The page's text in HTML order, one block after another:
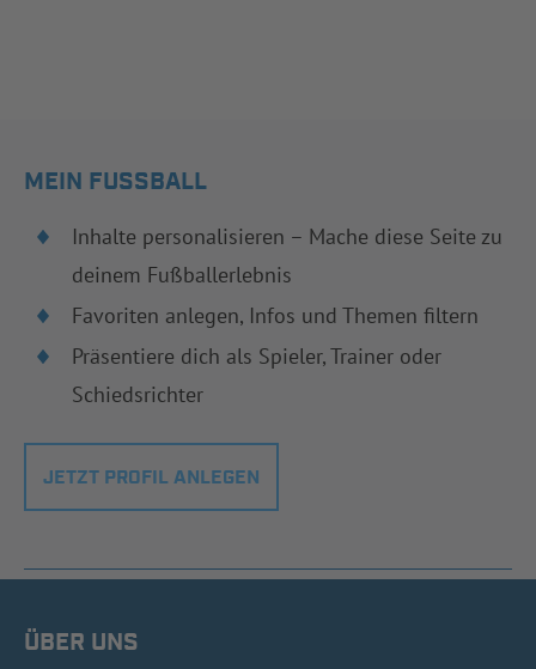
MEIN FUSSBALL
Inhalte personalisieren – Mache diese Seite zu
deinem Fußballerlebnis
Favoriten anlegen, Infos und Themen filtern
Präsentiere dich als Spieler, Trainer oder
Schiedsrichter
JETZT PROFIL ANLEGEN
ÜBER UNS